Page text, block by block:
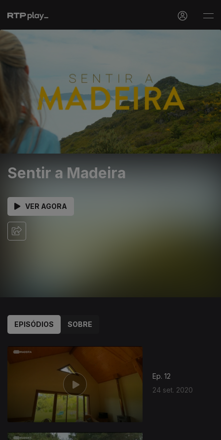
Sentir a Madeira
VER AGORA
EPISÓDIOS SOBRE
Ep. 12
24 set. 2020